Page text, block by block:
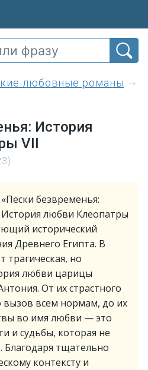
любовные романы
История
VII
«Пески безвременья:
История любви Клеопатры
исторический
Древнего Египта. В
но
любви царицы
От их страстного
всем нормам, до их
во имя любви — это
и судьбы, которая не
Благодаря тщательно
контексту и